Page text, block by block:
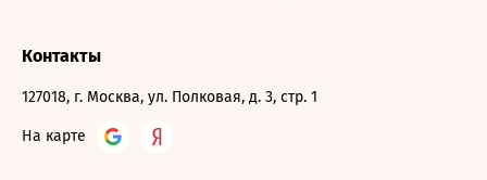
Контакты
127018, г. Москва, ул. Полковая, д. 3, стр. 1
На карте